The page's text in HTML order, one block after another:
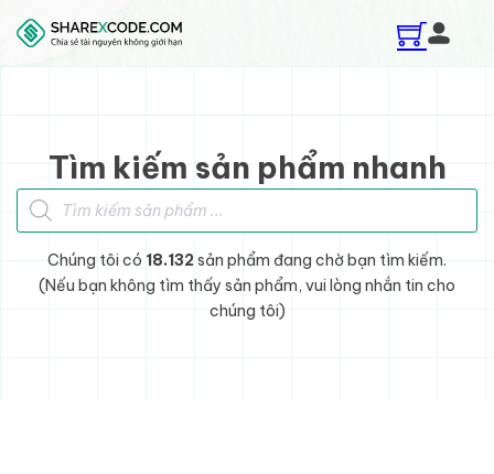
Skip to main content
Skip to footer
Tìm kiếm sản phẩm nhanh
Tìm kiếm sản phẩm
Chúng tôi có 18.132sản phẩm đang chờ bạn tìm kiếm.
(Nếu bạn không tìm thấy sản phẩm, vui lòng nhắn tin cho
chúng tôi)